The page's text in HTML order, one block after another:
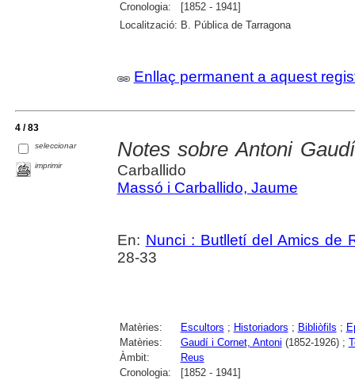
Cronologia:
[1852 - 1941]
Localització: B. Pública de Tarragona
Enllaç permanent a aquest
4 / 83
seleccionar
imprimir
Notes sobre Antoni
Carballido
Massó i Carballido, Jaume
En: Nunci : Butlletí del Amics de
28-33
Matèries: Escultors ; Historiadors ; Bibliòfils ;
Matèries:
Gaudí i Cornet, Antoni (1852-1926) ;
Àmbit:
Reus
Cronologia:
[1852 - 1941]